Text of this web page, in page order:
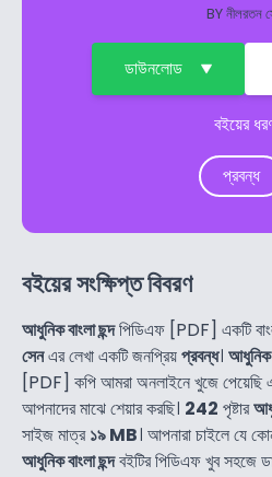
BYনীলরতন
ডাউনলোড
বইয়ের
প্রবন্ধ
বইয়ের সংক্ষিপ্ত বিবরণ
আধুনিক বাংলা ছন্দপিডিএফ [PDF] একটি
সেনএর লেখা একটি জনপ্রিয়প্রবন্ধ। আধুনিক
[PDF] কপি আমরা অনলাইনে খুজে পেয়েছি
আপনাদের মাঝে শেয়ার করছি। 242 পৃষ্টার
সাইজ মাত্র১৯ MB। আপনারা চাইলে যে
আধুনিক বাংলা ছন্দবইটির পিডিএফ খুব সহজে